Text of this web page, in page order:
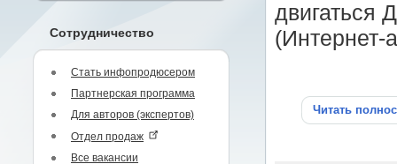
Сотрудничество
Стать инфопродюсером
Партнерская программа
Для авторов (экспертов)
Отдел продаж
Все вакансии
двигаться
(Интернет-
Читать